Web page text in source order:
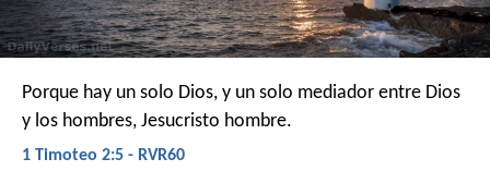
Porque hay un solo Dios, y un solo mediador entre Dios
y los hombres, Jesucristo hombre.
1 Timoteo 2:5 - RVR60